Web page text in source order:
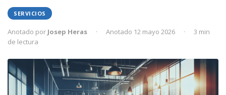
SERVICIOS
Anotado por Josep Heras · Anotado 12 mayo 2026 ·
3 min
de lectura